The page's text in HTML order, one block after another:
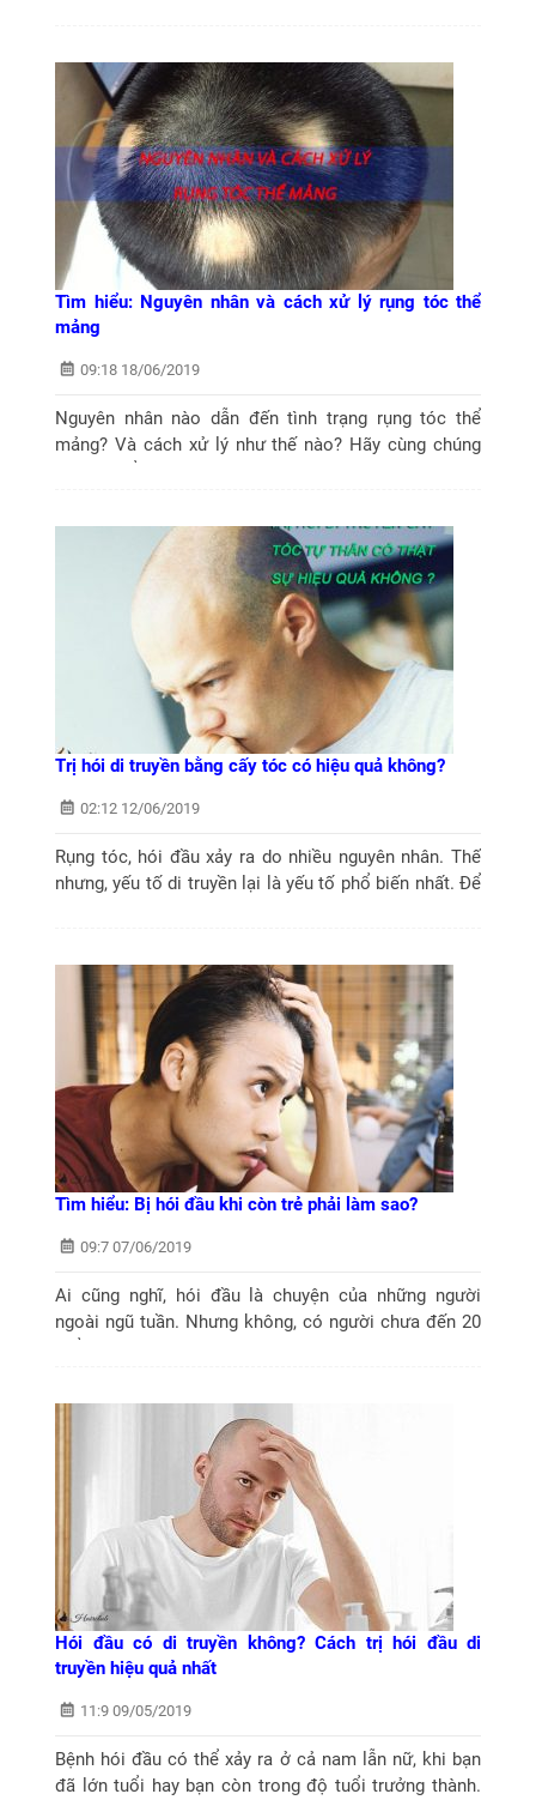
Tìm hiểu: Nguyên nhân và cách xử lý rụng tóc thể
mảng
09:18 18/06/2019
Nguyên nhân nào dẫn đến tình trạng rụng tóc thể
mảng? Và cách xử lý như thế nào? Hãy cùng chúng
Trị hói di truyền bằng cấy tóc có hiệu quả không?
02:12 12/06/2019
Rụng tóc, hói đầu xảy ra do nhiều nguyên nhân. Thế
nhưng, yếu tố di truyền lại là yếu tố phổ biến nhất. Để
Tìm hiểu: Bị hói đầu khi còn trẻ phải làm sao?
09:7 07/06/2019
Ai cũng nghĩ, hói đầu là chuyện của những người
ngoài ngũ tuần. Nhưng không, có người chưa đến 20
Hói đầu có di truyền không? Cách trị hói đầu di
truyền hiệu quả nhất
11:9 09/05/2019
Bệnh hói đầu có thể xảy ra ở cả nam lẫn nữ, khi bạn
đã lớn tuổi hay bạn còn trong độ tuổi trưởng thành.